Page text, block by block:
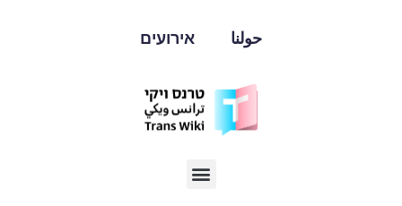
حولنا אירועים